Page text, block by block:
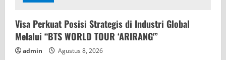
Visa Perkuat Posisi Strategis di Industri Global
Melalui “BTS WORLD TOUR ‘ARIRANG'”
admin Agustus 8, 2026